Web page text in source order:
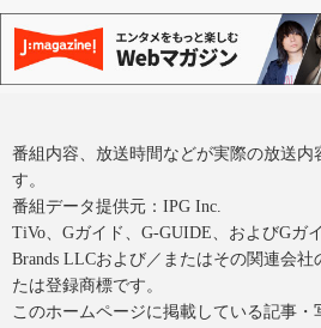
番組内容、放送時間などが実際の放送内
す。
番組データ提供元：IPG Inc.
TiVo、Gガイド、G-GUIDE、およびGガ
Brands LLCおよび／またはその関連会社
たは登録商標です。
このホームページに掲載している記事